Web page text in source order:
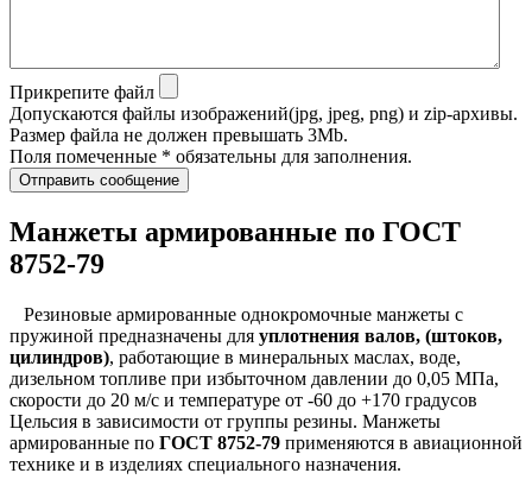
Прикрепите файл
Допускаются файлы изображений(jpg, jpeg, png) и zip-архивы.
Размер файла не должен превышать 3Mb.
Поля помеченные * обязательны для заполнения.
Отправить сообщение
Манжеты армированные по ГОСТ
8752-79
Резиновые армированные однокромочные манжеты с
пружиной предназначены для уплотнения валов, (штоков,
цилиндров), работающие в минеральных маслах, воде,
дизельном топливе при избыточном давлении до 0,05 МПа,
скорости до 20 м/с и температуре от -60 до +170 градусов
Цельсия в зависимости от группы резины. Манжеты
армированные по ГОСТ 8752-79 применяются в авиационной
технике и в изделиях специального назначения.